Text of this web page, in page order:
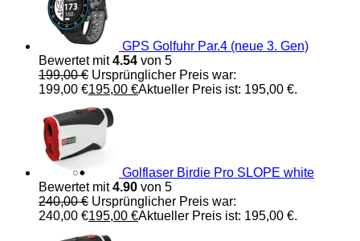
GPS Golfuhr Par.4 (neue 3. Gen)
Bewertet mit4.54 von 5
199,00€ Ursprünglicher Preis war:
199,00 €195,00 €Aktueller Preis ist: 195,00 €.
Golflaser Birdie Pro SLOPE white
Bewertet mit4.90 von 5
240,00€ Ursprünglicher Preis war:
240,00 €195,00 €Aktueller Preis ist: 195,00 €.